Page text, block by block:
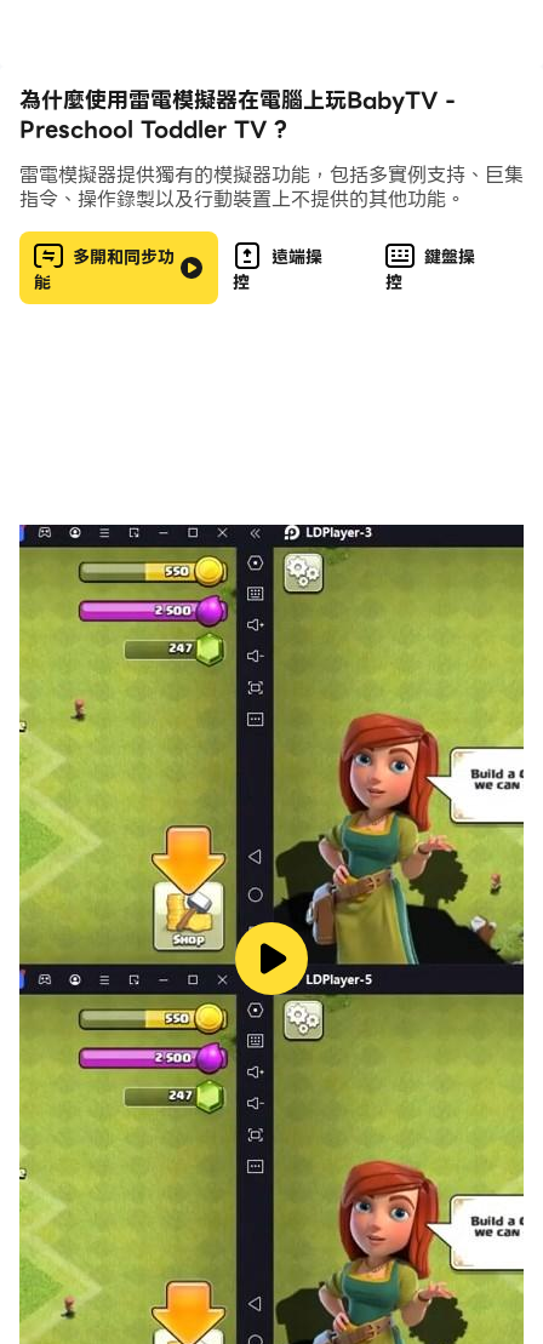
專為 4 歲及以下兒童和所有年齡段的 BabyTV 粉絲打
造。
👼兒童視頻
我們必備的應用程序有許多基於早期學習主題、童謠和歌曲
的劇集。它非常適合讓您的寶寶或蹣跚學步的孩子在家里或
外出時開心地玩耍，我們提供適合每個年齡段和發育階段的
wonderful 的歌聲開始新的一天天！
睡前表演和歌曲🧚
探索我們為孩子們製作的睡前系列、故事和歌曲，在這裡可
以幫助您安撫他們入睡，提供您的孩子會喜歡的平靜和舒緩
的片段。
🧜‍♀️ 相關角色
享受 BabyTV 備受喜愛的學齡前角色的完整劇集，包
括： Little Lola、Billy BamBam、Oliver、Stick
with Mick、Charlie & the Numbers、Draco、
Fast Frank 以及更多節目！
我們為孩子們準備的友好幼兒遊戲讓早期學習充滿樂趣！與
奧利弗一起玩耍並學習顏色，與查理一起發現不同的動物、
探索形狀和數字。我們的幼兒趣味遊戲將讓您的孩子在探索
教育主題的同時獲得樂趣。
創建您自己的播放列表
創建一個包含您孩子最喜歡的兒童劇集和歌曲的播放列表，
以便在您最需要時快速訪問，並且使用我們的隨機播放模
式，您可以按下播放並欣賞。
👶🏻這就是 BabyTV 適合 4 歲及以下兒童的原因：
👩‍👧‍👦
為什麼使用雷電模擬器在電腦上玩BabyTV -
Preschool Toddler TV ?
雷電模擬器提供獨有的模擬器功能，包括多實例支持、巨集
指令、操作錄製以及行動裝置上不提供的其他功能。
多開和同步功
能
遠端操
控
鍵盤操
控